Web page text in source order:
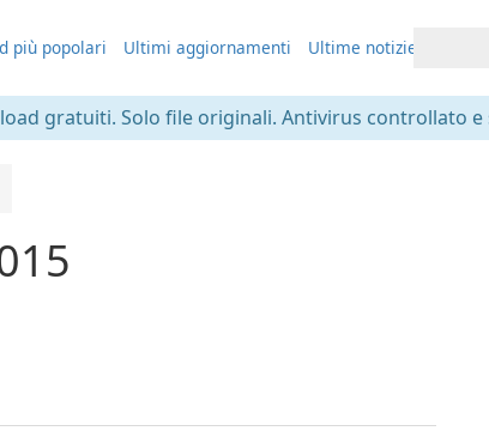
più popolari Ultimi aggiornamenti Ultime notizie
gratuiti. Solo file originali. Antivirus controllato e